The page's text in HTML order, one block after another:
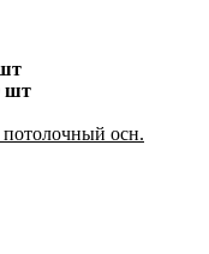
шт
осн.